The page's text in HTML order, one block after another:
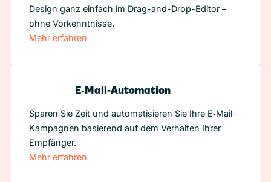
Design ganz einfach im Drag-and-Drop-Editor –
ohne Vorkenntnisse.
Mehr erfahren
E‑Mail-Automation
Sparen Sie Zeit und automatisieren Sie Ihre E‑Mail-
Kampagnen basierend auf dem Verhalten Ihrer
Empfänger.
Mehr erfahren